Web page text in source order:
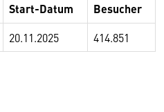
Start-Datum Besucher
20.11.2025 414.851